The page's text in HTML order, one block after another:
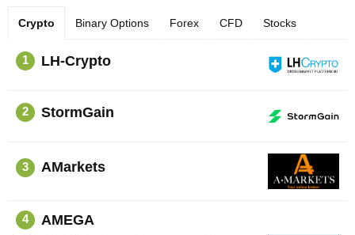
Crypto Binary Options Forex CFD Stocks
1 LH-Crypto
2 StormGain
3 AMarkets
4 AMEGA